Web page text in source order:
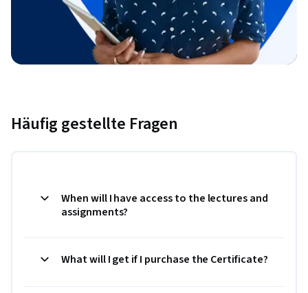
Häufig gestellte Fragen
When will I have access to the lectures and
assignments?
What will I get if I purchase the Certificate?